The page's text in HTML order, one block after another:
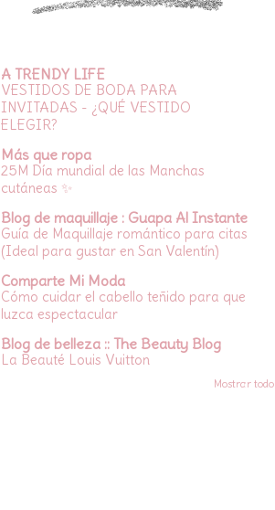
A TRENDY LIFE
VESTIDOS DE BODA PARA
INVITADAS - ¿QUÉ VESTIDO
ELEGIR?
Más que ropa
25M Día mundial de las Manchas
cutáneas ✨
Blog de maquillaje : Guapa Al Instante
Guía de Maquillaje romántico para citas
(Ideal para gustar en San Valentín)
Comparte Mi Moda
Cómo cuidar el cabello teñido para que
luzca espectacular
Blog de belleza :: The Beauty Blog
La Beauté Louis Vuitton
Mostrar todo